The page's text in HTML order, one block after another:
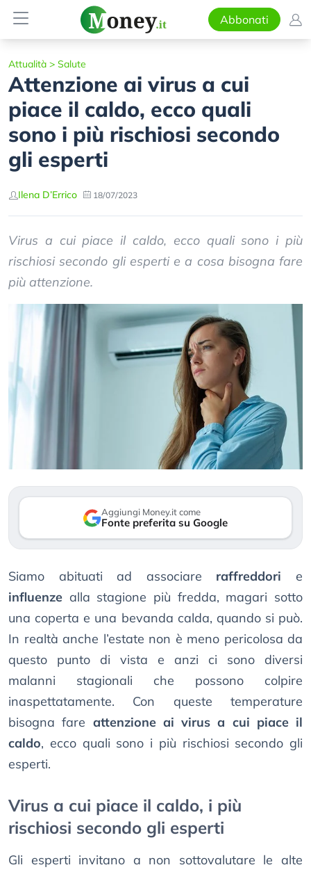
Abbonati
Attualità > Salute
Attenzione ai virus a cui
piace il caldo, ecco quali
sono i più rischiosi secondo
gli esperti
Ilena D’Errico 18/07/2023
Virus a cui piace il caldo, ecco quali sono i più
rischiosi secondo gli esperti e a cosa bisogna fare
più attenzione.
Aggiungi Money.it come
Fonte preferita su Google
Siamo abituati ad associare raffreddori e
influenze alla stagione più fredda, magari sotto
una coperta e una bevanda calda, quando si può.
In realtà anche l’estate non è meno pericolosa da
questo punto di vista e anzi ci sono diversi
malanni stagionali che possono colpire
inaspettatamente. Con queste temperature
bisogna fare attenzione ai virus a cui piace il
caldo, ecco quali sono i più rischiosi secondo gli
esperti.
Virus a cui piace il caldo, i più
rischiosi secondo gli esperti
Gli esperti invitano a non sottovalutare le alte